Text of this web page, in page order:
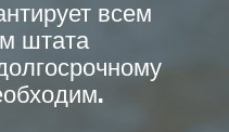
всем
штата